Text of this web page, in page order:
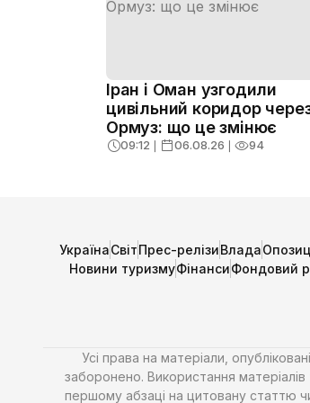
Іран і Оман узгодили
цивільний коридор
Ормуз: що це змінює
09:12 ❘ 06.08.26 ❘ 94
УкраїнаСвітПрес-релізиВлада
Новини туризмуФінансиФондовий
Усі права на матеріали,
заборонено. Використання
першому абзаці на цитовану статтю